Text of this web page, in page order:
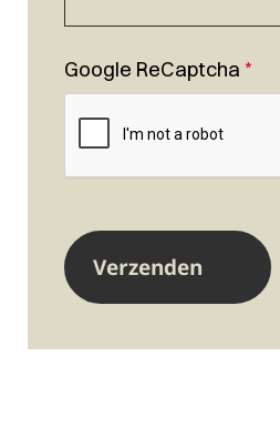
Google ReCaptcha *